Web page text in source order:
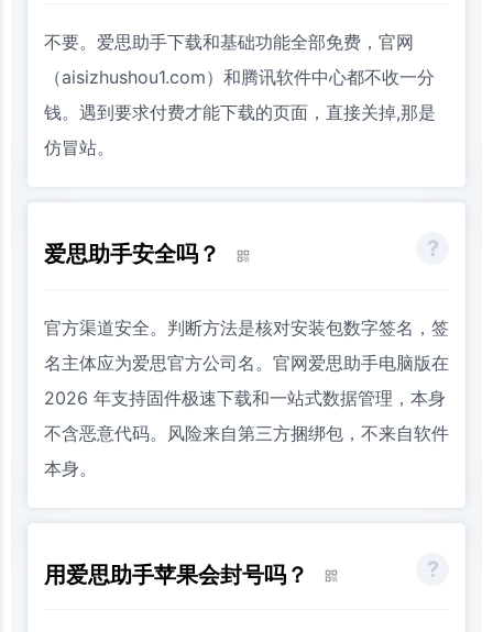
不要。爱思助手下载和基础功能全部免费，官网
（aisizhushou1.com）和腾讯软件中心都不收一分
钱。遇到要求付费才能下载的页面，直接关掉,那是
仿冒站。
爱思助手安全吗？
官方渠道安全。判断方法是核对安装包数字签名，签
名主体应为爱思官方公司名。官网爱思助手电脑版在
2026 年支持固件极速下载和一站式数据管理，本身
不含恶意代码。风险来自第三方捆绑包，不来自软件
本身。
用爱思助手苹果会封号吗？